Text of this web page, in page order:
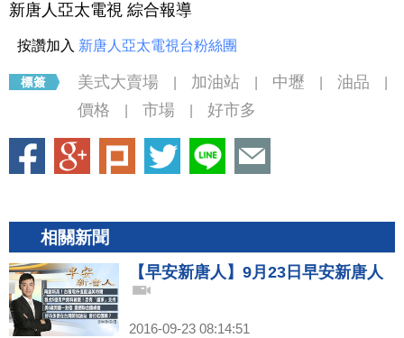
新唐人亞太電視 綜合報導
按讚加入 新唐人亞太電視台粉絲團
美式大賣場 加油站 中壢 油品
價格 市場 好市多
相關新聞
【早安新唐人】9月23日早安新唐人
2016-09-23 08:14:51